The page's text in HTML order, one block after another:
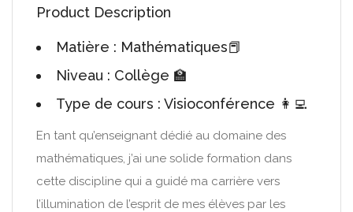
Product Description
Matière : Mathématiques📕
Niveau : Collège 🏫
Type de cours : Visioconférence 👩‍💻
En tant qu’enseignant dédié au domaine des
mathématiques, j’ai une solide formation dans
cette discipline qui a guidé ma carrière vers
l’illumination de l’esprit de mes élèves par les